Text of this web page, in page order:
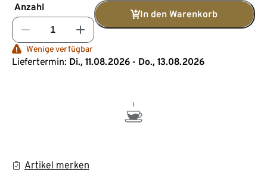
Anzahl
In den Warenkorb
Wenige verfügbar
Liefertermin: Di., 11.08.2026 - Do., 13.08.2026
Artikel merken